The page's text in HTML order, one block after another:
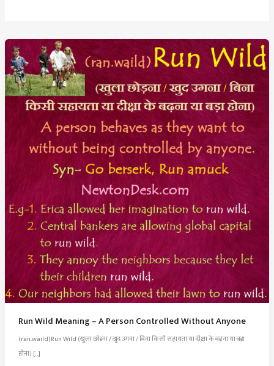
Run Wild Meaning – A Person Controlled Without Anyone
(ran.waild)Run Wild (खुला छोड़ना / खुद उगना / बिना किसी सहायता या दीक्षा के बढ़ना या बड़ा
होना) […]